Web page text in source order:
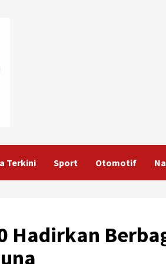
Terkini Sport Otomotif
Hadirkan